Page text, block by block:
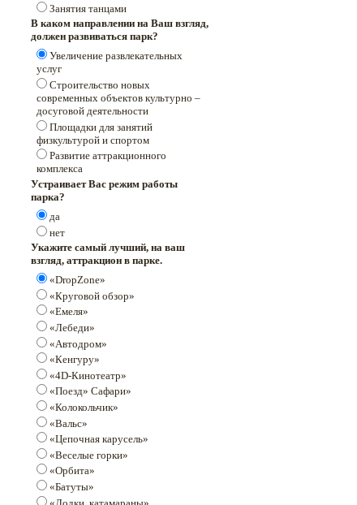
Занятия танцами
В каком направлении на Ваш взгляд,
должен развиваться парк?
Увеличение развлекательных
услуг
Строительство новых
современных объектов культурно –
досуговой деятельности
Площадки для занятий
физкультурой и спортом
Развитие аттракционного
комплекса
Устраивает Вас режим работы
парка?
да
нет
Укажите самый лучший, на ваш
взгляд, аттракцион в парке.
«DropZone»
«Круговой обзор»
«Емеля»
«Лебеди»
«Автодром»
«Кенгуру»
«4D-Кинотеатр»
«Поезд» Сафари»
«Колокольчик»
«Вальс»
«Цепочная карусель»
«Веселые горки»
«Орбита»
«Батуты»